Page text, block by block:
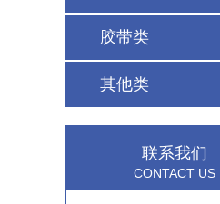
胶带类
其他类
联系我们
CONTACT US